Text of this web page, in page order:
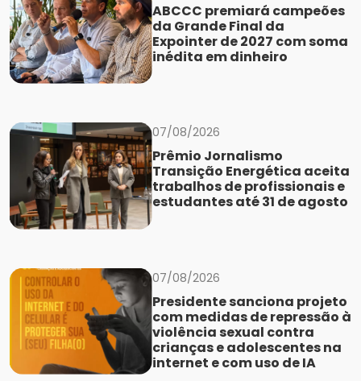
ABCCC premiará campeões
da Grande Final da
Expointer de 2027 com soma
inédita em dinheiro
07/08/2026
Prêmio Jornalismo
Transição Energética aceita
trabalhos de profissionais e
estudantes até 31 de agosto
07/08/2026
Presidente sanciona projeto
com medidas de repressão à
violência sexual contra
crianças e adolescentes na
internet e com uso de IA